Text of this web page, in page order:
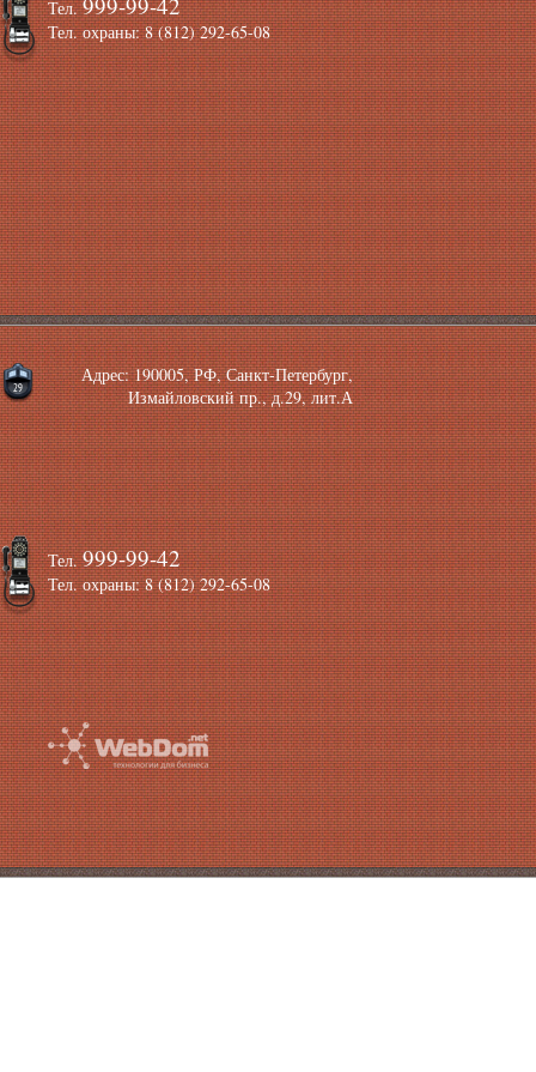
Тел.
Тел. охраны: 8 (812) 292-65-08
Тел.999-99-42
Тел. охраны: 8 (812) 292-65-08
Адрес: 190005, РФ, Санкт-Петербург,
Измайловский пр., д.29, лит.А